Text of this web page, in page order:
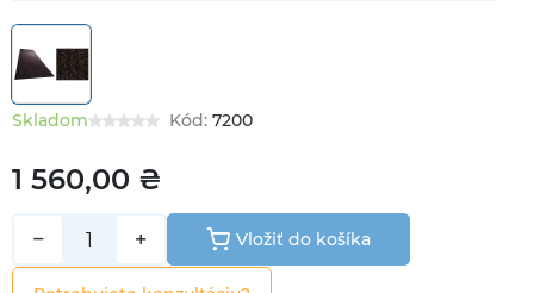
Skladom Kód: 7200
1 560,00 ₴
− + Vložiť do košíka